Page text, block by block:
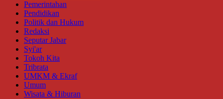
Pemerintahan
Pendidikan
Politik dan Hukum
Redaksi
Seputar Jabar
Syi'ar
Tokoh Kita
Tribrata
UMKM & Ekraf
Umum
Wisata & Hiburan